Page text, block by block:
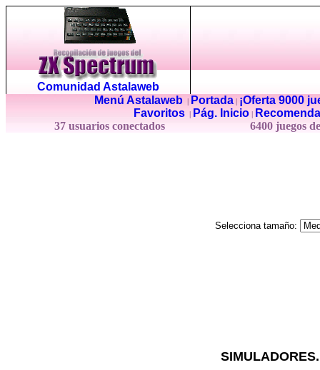
Comunidad Astalaweb
Menú Astalaweb| Portada|
¡Oferta 9000
Favoritos
Pág. Inicio
37 usuarios conectados
6400 juegos
Selecciona tamaño: